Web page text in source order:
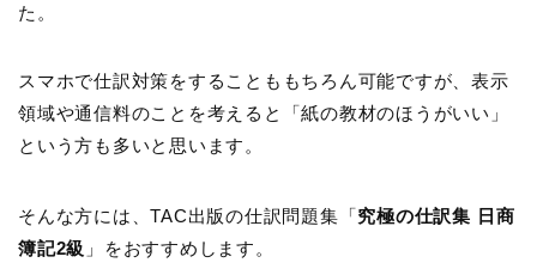
た。
スマホで仕訳対策をすることももちろん可能ですが、表示
領域や通信料のことを考えると「紙の教材のほうがいい」
という方も多いと思います。
そんな方には、TAC出版の仕訳問題集「究極の仕訳集 日商
簿記2級 」をおすすめします。